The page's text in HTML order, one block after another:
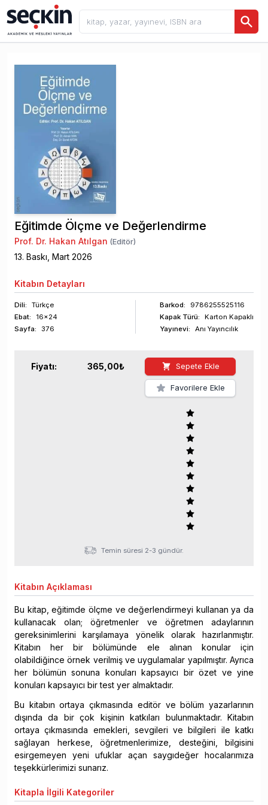
Eğitimde Ölçme ve Değerlendirme
Prof. Dr. Hakan Atılgan (Editör)
13. Baskı, Mart 2026
Kitabın Detayları
Dili:
Türkçe
Ebat:
16x24
Sayfa: 376
Barkod:
9786255525116
Kapak Türü:
Karton Kapaklı
Yayınevi:
Anı Yayıncılık
Fiyatı: 365,00₺ Sepete Ekle
Favorilere Ekle
Temin süresi 2-3 gündür.
Kitabın Açıklaması
Bu kitap, eğitimde ölçme ve değerlendirmeyi kullanan ya da
kullanacak olan; öğretmenler ve öğretmen adaylarının
gereksinimlerini karşılamaya yönelik olarak hazırlanmıştır.
Kitabın her bir bölümünde ele alınan konular için
olabildiğince örnek verilmiş ve uygulamalar yapılmıştır. Ayrıca
her bölümün sonuna konuları kapsayıcı bir özet ve yine
konuları kapsayıcı bir test yer almaktadır.
Bu kitabın ortaya çıkmasında editör ve bölüm yazarlarının
dışında da bir çok kişinin katkıları bulunmaktadır. Kitabın
ortaya çıkmasında emekleri, sevgileri ve bilgileri ile katkı
sağlayan herkese, öğretmenlerimize, desteğini, bilgisini
esirgemeyen yeni ufuklar açan saygıdeğer hocalarımıza
teşekkürlerimizi sunarız.
Kitapla İlgili Kategoriler